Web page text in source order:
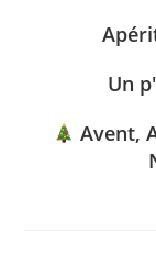
Un
Avent,